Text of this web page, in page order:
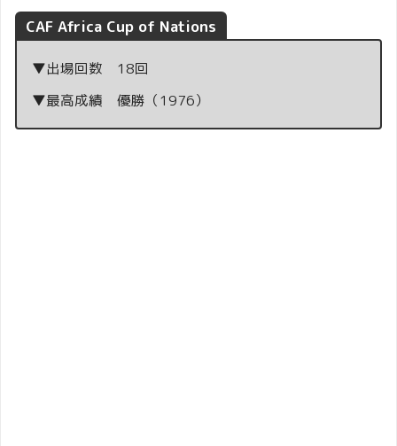
CAF Africa Cup of Nations
▼出場回数 18回
▼最高成績 優勝（1976）